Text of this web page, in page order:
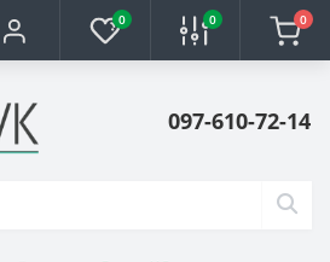
0 0 0
097-610-72-14